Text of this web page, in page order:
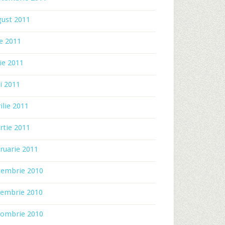
2011
2011
2011
2011
2011
2011
2011
2010
2010
2010